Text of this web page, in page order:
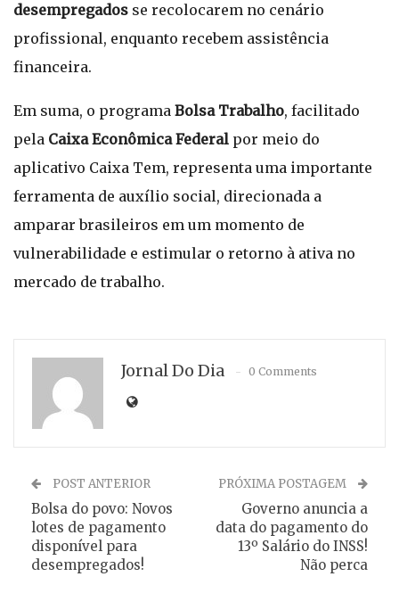
desempregados se recolocarem no cenário
profissional, enquanto recebem assistência
financeira.
Em suma, o programa Bolsa Trabalho, facilitado
pela Caixa Econômica Federal por meio do
aplicativo Caixa Tem, representa uma importante
ferramenta de auxílio social, direcionada a
amparar brasileiros em um momento de
vulnerabilidade e estimular o retorno à ativa no
mercado de trabalho.
Jornal Do Dia 0 Comments
POST ANTERIOR
Bolsa do povo: Novos
lotes de pagamento
disponível para
desempregados!
PRÓXIMA POSTAGEM
Governo anuncia a
data do pagamento do
13⁠º Salário do INSS!
Não perca